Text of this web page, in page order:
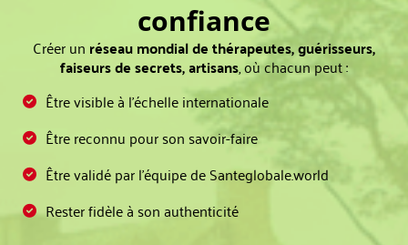
confiance
Créer un réseau mondial de thérapeutes, guérisseurs,
faiseurs de secrets, artisans, où chacun peut :
Être visible à l’échelle internationale
Être reconnu pour son savoir-faire
Être validé par l’équipe de Santeglobale.world
Rester fidèle à son authenticité